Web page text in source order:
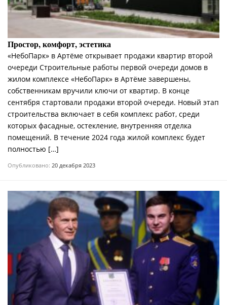
Простор, комфорт, эстетика
«НебоПарк» в Артёме открывает продажи квартир второй
очереди Строительные работы первой очереди домов в
жилом комплексе «НебоПарк» в Артёме завершены,
собственникам вручили ключи от квартир. В конце
сентября стартовали продажи второй очереди. Новый этап
строительства включает в себя комплекс работ, среди
которых фасадные, остекление, внутренняя отделка
помещений. В течение 2024 года жилой комплекс будет
полностью […]
Опубликовано: 20 декабря 2023